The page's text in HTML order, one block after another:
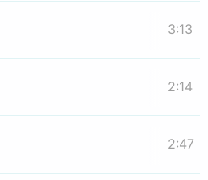
3:13
2:14
2:47